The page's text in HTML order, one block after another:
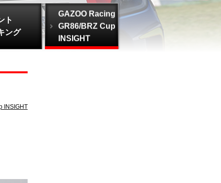
ト
ング
GAZOO Racing
GR86/BRZ Cup
INSIGHT
INSIGHT